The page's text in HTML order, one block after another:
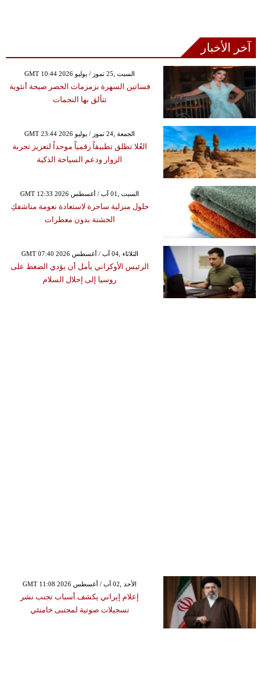
آخر الأخبار
GMT 10:44 2026 السبت ,25 تموز / يوليو
فساتين السهرة بزمزمات الخصر صيحة أنثوية
تتألق بها النجمات
GMT 23:44 2026 الجمعة ,24 تموز / يوليو
العُلا تطلق تطبيقاً رقمياً موحداً لتعزيز تجربة
الزوار ودعم السياحة الذكية
GMT 12:33 2026 السبت ,01 آب / أغسطس
حلول منزلية ساحرة لاستعادة نعومة مناشفكِ
الخشنة بدون معطرات
GMT 07:40 2026 الثلاثاء ,04 آب / أغسطس
الرئيس الأوكراني يأمل أن يؤدي الضغط على
روسيا إلى إحلال السلام
GMT 11:08 2026 الأحد ,02 آب / أغسطس
إعلام إيراني يكشف أسباب تجنب نشر
تسجيلات صوتية لمجتبى خامنئي